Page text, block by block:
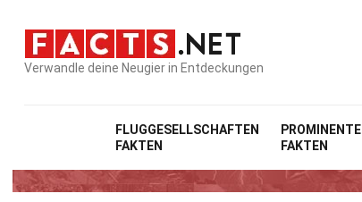
Verwandle deine Neugier in Entdeckungen
FLUGGESELLSCHAFTEN
FAKTEN
PROMINENTE
FAKTEN